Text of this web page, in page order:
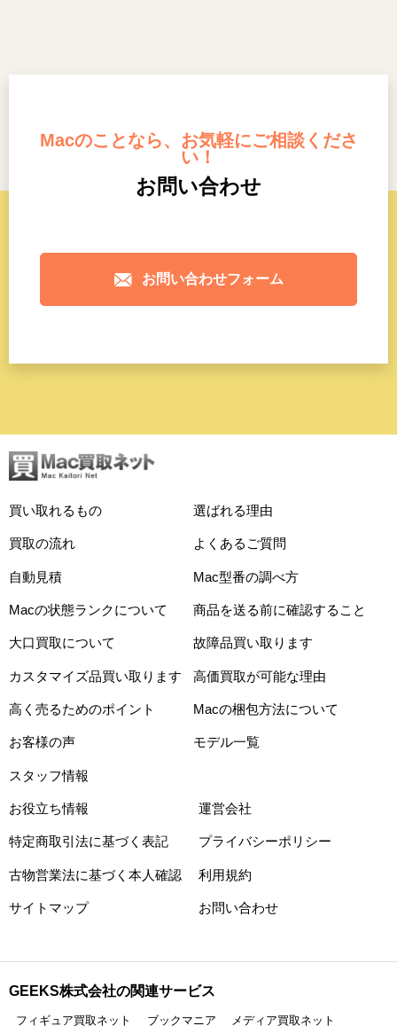
Macのことなら、お気軽にご相談くださ
い！
お問い合わせ
お問い合わせフォーム
買い取れるもの 選ばれる理由
買取の流れ よくあるご質問
自動見積 Mac型番の調べ方
Macの状態ランクについて 商品を送る前に確認すること
大口買取について 故障品買い取ります
カスタマイズ品買い取ります 高価買取が可能な理由
高く売るためのポイント Macの梱包方法について
お客様の声 モデル一覧
スタッフ情報
お役立ち情報 運営会社
特定商取引法に基づく表記 プライバシーポリシー
古物営業法に基づく本人確認 利用規約
サイトマップ お問い合わせ
GEEKS株式会社の関連サービス
フィギュア買取ネット ブックマニア メディア買取ネット